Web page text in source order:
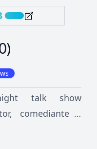
)
talk show
comediante e
canal americano